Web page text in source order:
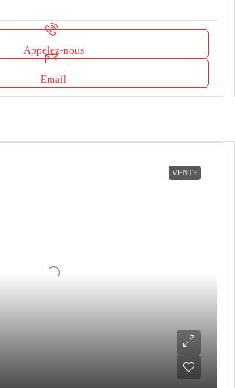
Appelez-nous
Email
VENTE